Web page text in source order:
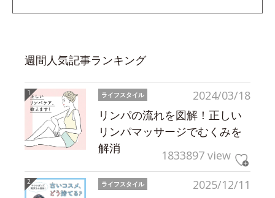
週間人気記事ランキング
2024/03/18
ライフスタイル
リンパの流れを図解！正しい
リンパマッサージでむくみを
解消
1833897 view
2025/12/11
ライフスタイル